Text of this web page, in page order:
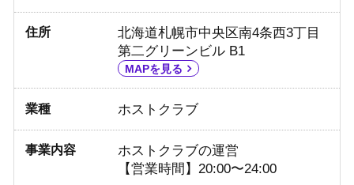
住所
北海道札幌市中央区南4条西3丁目
第二グリーンビル B1
MAPを見る
業種 ホストクラブ
事業内容
ホストクラブの運営
【営業時間】20:00〜24:00